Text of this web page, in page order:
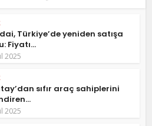
Türkiye’de yeniden satışa
Fiyatı...
2025
sıfır araç sahiplerini
2025